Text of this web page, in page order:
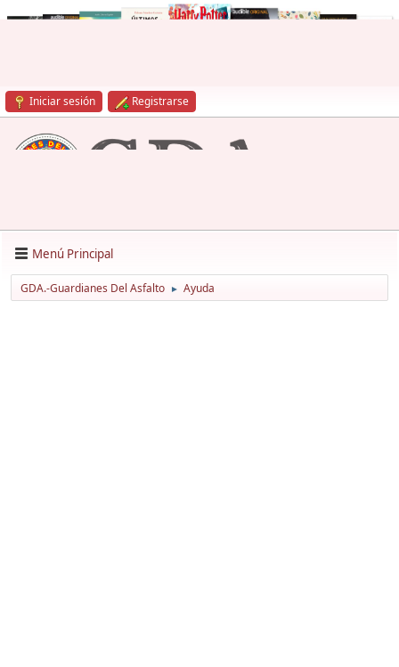
Iniciar sesión Registrarse
Menú Principal
GDA.-Guardianes Del Asfalto ► Ayuda